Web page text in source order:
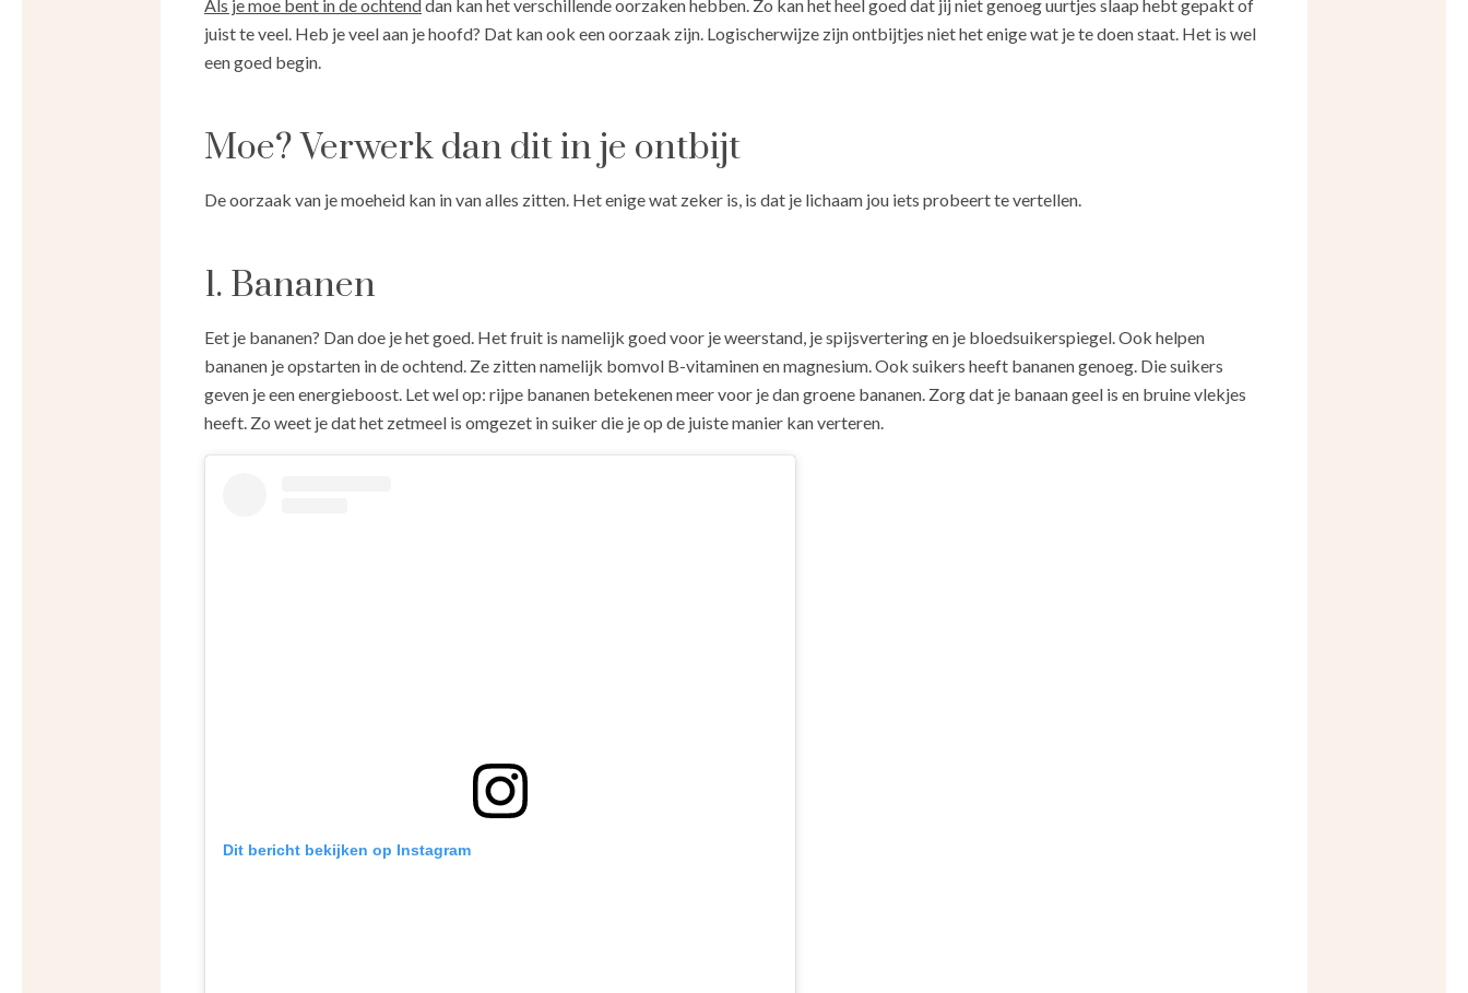
Als je moe bent in de ochtenddan kan het verschillende oorzaken hebben. Zo kan het heel goed dat jij niet genoeg uurtjes slaap hebt gepakt of
juist te veel. Heb je veel aan je hoofd? Dat kan ook een oorzaak zijn. Logischerwijze zijn ontbijtjes niet het enige wat je te doen staat. Het is wel
een goed begin.
Moe? Verwerk dan dit in je ontbijt
De oorzaak van je moeheid kan in van alles zitten. Het enige wat zeker is, is dat je lichaam jou iets probeert te vertellen.
1. Bananen
Eet je bananen? Dan doe je het goed. Het fruit is namelijk goed voor je weerstand, je spijsvertering en je bloedsuikerspiegel. Ook helpen
bananen je opstarten in de ochtend. Ze zitten namelijk bomvol B-vitaminen en magnesium. Ook suikers heeft bananen genoeg. Die suikers
geven je een energieboost. Let wel op: rijpe bananen betekenen meer voor je dan groene bananen. Zorg dat je banaan geel is en bruine vlekjes
heeft. Zo weet je dat het zetmeel is omgezet in suiker die je op de juiste manier kan verteren.
Dit bericht bekijken op Instagram